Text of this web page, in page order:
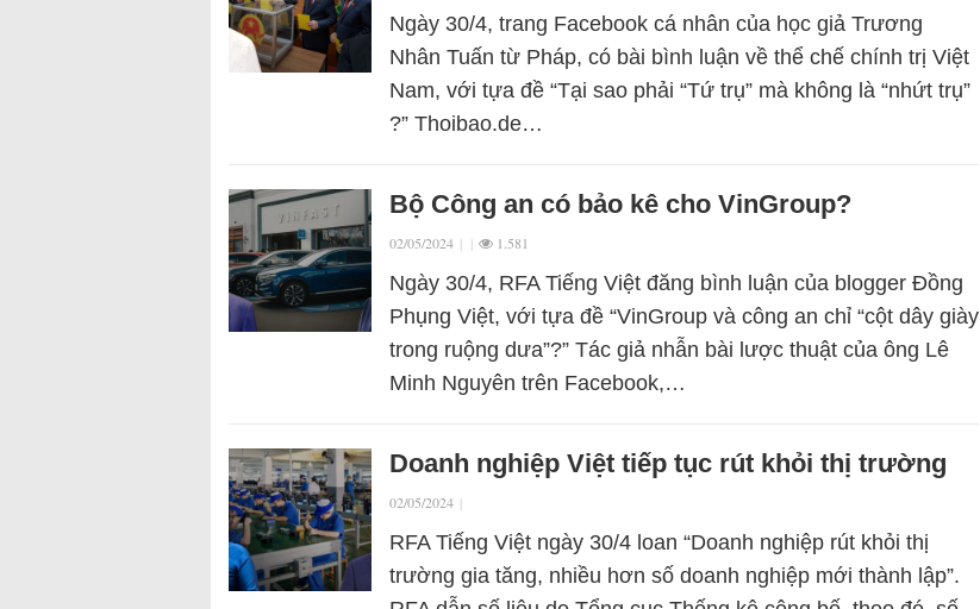
Ngày 30/4, trang Facebook cá nhân của học giả Trương
Nhân Tuấn từ Pháp, có bài bình luận về thể chế chính trị Việt
Nam, với tựa đề “Tại sao phải “Tứ trụ” mà không là “nhứt trụ”
?” Thoibao.de…
Bộ Công an có bảo kê cho VinGroup?
02/05/2024 | | 1.581
Ngày 30/4, RFA Tiếng Việt đăng bình luận của blogger Đồng
Phụng Việt, với tựa đề “VinGroup và công an chỉ “cột dây giày
trong ruộng dưa”?” Tác giả nhẫn bài lược thuật của ông Lê
Minh Nguyên trên Facebook,…
Doanh nghiệp Việt tiếp tục rút khỏi thị trường
02/05/2024 |
RFA Tiếng Việt ngày 30/4 loan “Doanh nghiệp rút khỏi thị
trường gia tăng, nhiều hơn số doanh nghiệp mới thành lập”.